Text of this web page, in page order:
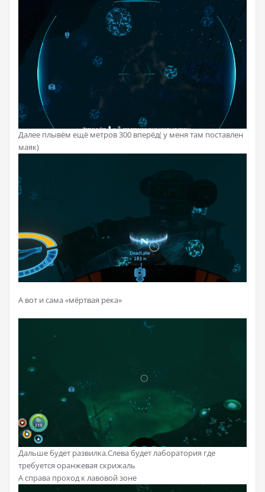
Далее плывём ещё метров 300 вперёд( у меня там поставлен
маяк)
А вот и сама «мёртвая река»
Дальше будет развилка.Слева будет лаборатория где
требуется оранжевая скрижаль
А справа проход к лавовой зоне